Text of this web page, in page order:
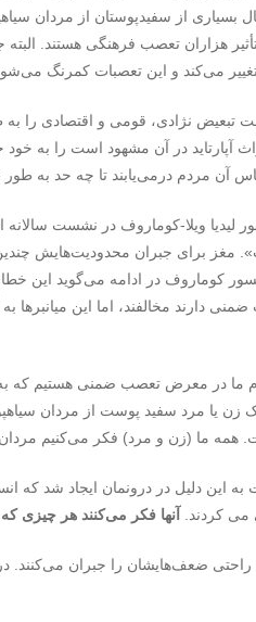
از سفیدپوستان از مردان
هزاران تعصب فرهنگی هستند.
می‌کند و این تعصبات کمرنگ
تبعیض نژادی، قومی و اقتصادی را
آپارتاید در آن مشهود است را به
آن مردم درمی‌یابند تا چه حد به
برای جبران محدودیت‌هایش چندین
کوماروف در ادامه می‌گوید این
دارند مخالفند، اما این میانبرها
در معرض تعصب ضمنی هستیم که به
زن یا مرد سفید پوست از مردان
ما (زن و مرد) فکر می‌کنیم مردان
این دلیل در درونمان ایجاد شد که
می کردند. آنها فکر می‌کنند هر چیزی
به راحتی ضعف‌هایشان را جبران